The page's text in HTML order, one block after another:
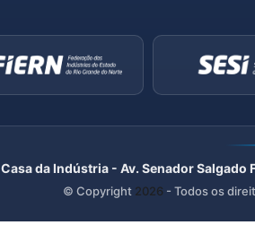
Casa da Indústria - Av. Senador
© Copyright 2026 - Todos os